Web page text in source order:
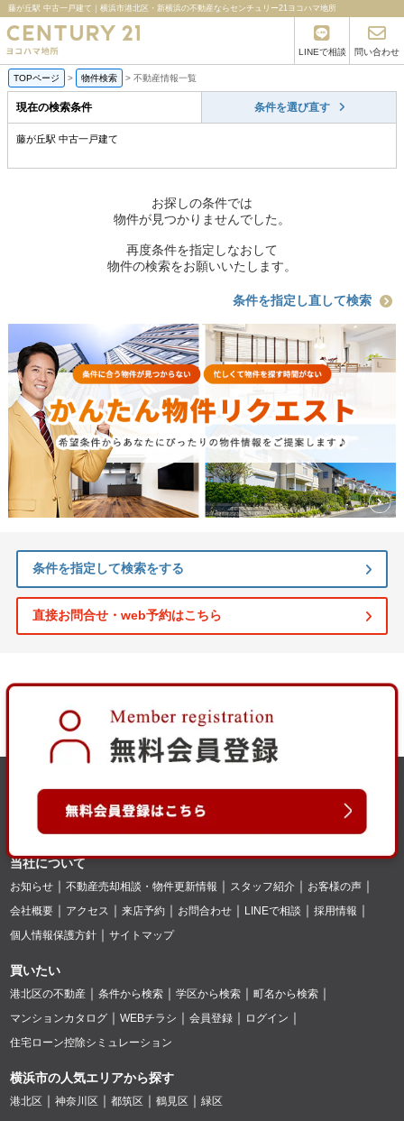
藤が丘駅 中古一戸建て｜横浜市港北区・新横浜の不動産ならセンチュリー21ヨコハマ地所
LINEで相談 問い合わせ
TOPページ > 物件検索 > 不動産情報一覧
現在の検索条件 条件を選び直す
藤が丘駅 中古一戸建て
お探しの条件では
物件が見つかりませんでした。
再度条件を指定しなおして
物件の検索をお願いいたします。
条件を指定し直して検索
条件を指定して検索をする
直接お問合せ・web予約はこちら
当社について
お知らせ 不動産売却相談・物件更新情報 スタッフ紹介
お客様の声
会社概要
アクセス 来店予約 お問合わせ LINEで相談
採用情報
個人情報保護方針
サイトマップ
買いたい
港北区の不動産 条件から検索 学区から検索
町名から検索
マンションカタログ
WEBチラシ 会員登録
ログイン
住宅ローン控除シミュレーション
横浜市の人気エリアから探す
港北区 神奈川区 都筑区 鶴見区 緑区